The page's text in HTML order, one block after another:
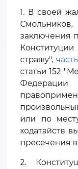
1. В своей
заключения
стражу",
статьи 152
или по
ходатайств
пресечения
2.